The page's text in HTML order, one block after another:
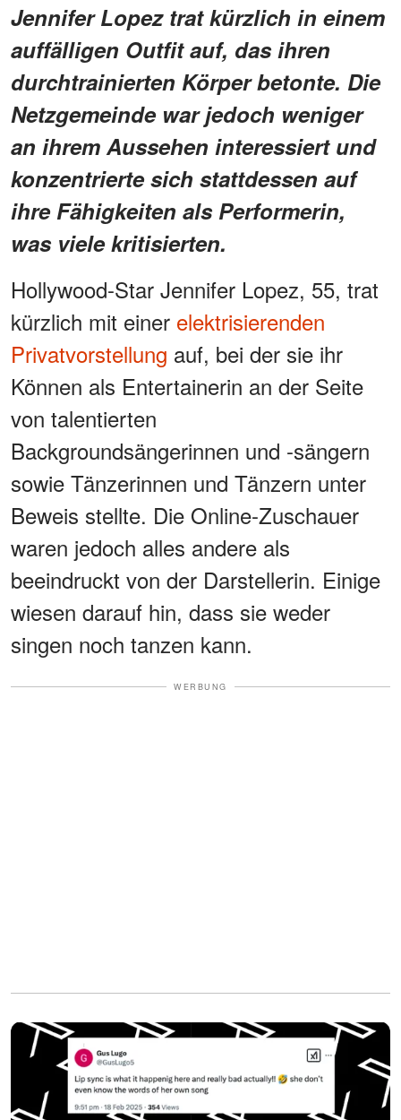
Jennifer Lopez trat kürzlich in einem
auffälligen Outfit auf, das ihren
durchtrainierten Körper betonte. Die
Netzgemeinde war jedoch weniger
an ihrem Aussehen interessiert und
konzentrierte sich stattdessen auf
ihre Fähigkeiten als Performerin,
was viele kritisierten.
Hollywood-Star Jennifer Lopez, 55, trat
kürzlich mit einer elektrisierenden
Privatvorstellung auf, bei der sie ihr
Können als Entertainerin an der Seite
von talentierten
Backgroundsängerinnen und -sängern
sowie Tänzerinnen und Tänzern unter
Beweis stellte. Die Online-Zuschauer
waren jedoch alles andere als
beeindruckt von der Darstellerin. Einige
wiesen darauf hin, dass sie weder
singen noch tanzen kann.
WERBUNG